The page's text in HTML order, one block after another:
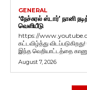
GENERAL
‘நேச்சுரல் ஸ்டார்’ நானி
வெளியீடு
https://
கட்டவிழ்த்து
இந்த வெறியாட்டத்தை
August 7, 2026